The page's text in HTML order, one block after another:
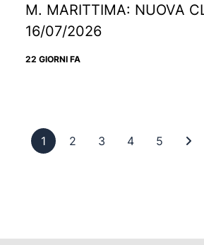
M. MARITTIMA: NUOVA
16/07/2026
22 GIORNI FA
1 Pagina 1
2 Pagina 2
3 Pagina 3
4Pagina 4
5 Pagina 5